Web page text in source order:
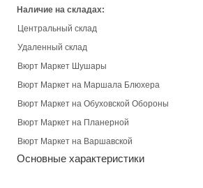
Наличие на складах:
Центральный склад
Удаленный склад
Вюрт Маркет Шушары
Вюрт Маркет на Маршала Блюхера
Вюрт Маркет на Обуховской Обороны
Вюрт Маркет на Планерной
Вюрт Маркет на Варшавской
Основные характеристики